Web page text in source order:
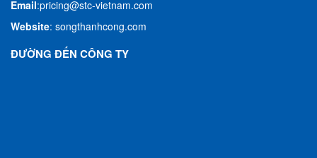
Email:pricing@stc-vietnam.com
Website: songthanhcong.com
ĐƯỜNG ĐẾN CÔNG TY